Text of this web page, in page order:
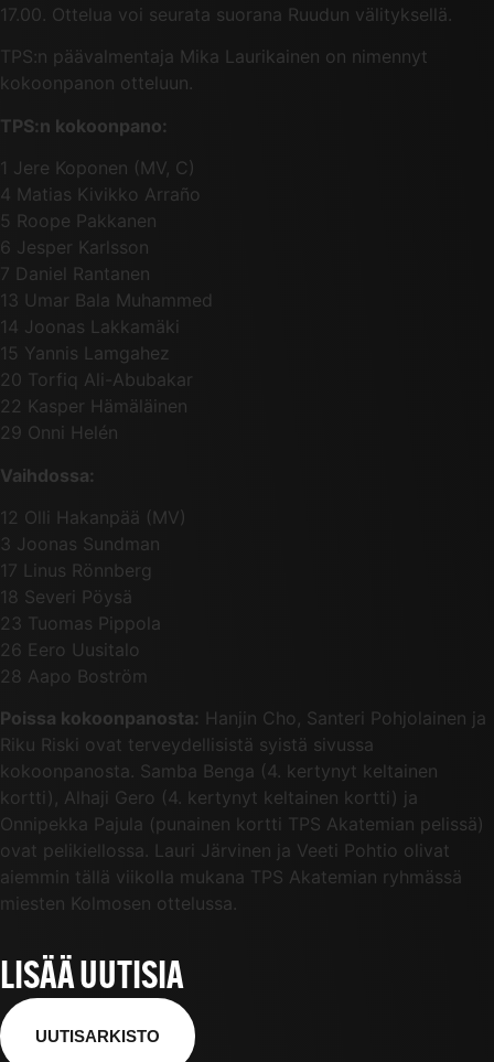
17.00. Ottelua voi seurata suorana Ruudun välityksellä.
TPS:n päävalmentaja Mika Laurikainen on nimennyt
kokoonpanon otteluun.
TPS:n kokoonpano:
1 Jere Koponen (MV, C)
4 Matias Kivikko Arraño
5 Roope Pakkanen
6 Jesper Karlsson
7 Daniel Rantanen
13 Umar Bala Muhammed
14 Joonas Lakkamäki
15 Yannis Lamgahez
20 Torfiq Ali-Abubakar
22 Kasper Hämäläinen
29 Onni Helén
Vaihdossa:
12 Olli Hakanpää (MV)
3 Joonas Sundman
17 Linus Rönnberg
18 Severi Pöysä
23 Tuomas Pippola
26 Eero Uusitalo
28 Aapo Boström
Poissa kokoonpanosta: Hanjin Cho, Santeri Pohjolainen ja
Riku Riski ovat terveydellisistä syistä sivussa
kokoonpanosta. Samba Benga (4. kertynyt keltainen
kortti), Alhaji Gero (4. kertynyt keltainen kortti) ja
Onnipekka Pajula (punainen kortti TPS Akatemian pelissä)
ovat pelikiellossa. Lauri Järvinen ja Veeti Pohtio olivat
aiemmin tällä viikolla mukana TPS Akatemian ryhmässä
miesten Kolmosen ottelussa.
LISÄÄ UUTISIA
UUTISARKISTO